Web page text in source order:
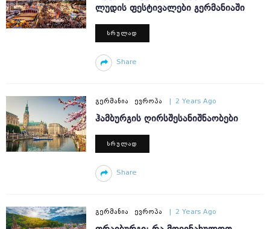
ᲚᲣᲓᲘᲡ ᲤᲔᲡᲢᲘᲕᲐᲚᲔᲑᲘ ᲒᲔᲠᲛᲐᲜᲘᲐᲨᲘ
ᲡᲠᲣᲚᲐᲓ
Share
ᲒᲔᲠᲛᲐᲜᲘᲐ ᲔᲕᲠᲝᲞᲐ 2 Years Ago
ᲰᲐᲛᲑᲣᲠᲒᲘᲡ ᲦᲘᲠᲡᲨᲔᲡᲐᲜᲘᲨᲜᲐᲝᲑᲔᲑᲘ
ᲡᲠᲣᲚᲐᲓ
Share
ᲒᲔᲠᲛᲐᲜᲘᲐ ᲔᲕᲠᲝᲞᲐ 2 Years Ago